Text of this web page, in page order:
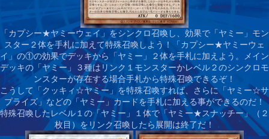
「カプシー★ヤミーウェイ」をシンクロ召喚し、効果で「ヤミー」モン
スター２体を手札に加えて特殊召喚しよう！
「カプシー★ヤミーウェ
イ」の①の効果でデッキから「ヤミー」２体を手札に加えよう。メイン
デッキの「ヤミー」３種はリンク１モンスターかレベル２のシンクロモ
ンスターが存在する場合手札から特殊召喚できるぞ！
こうして「クッキィ☆ヤミー」を特殊召喚すれば、さらに「ヤミー☆サ
プライズ」などの「ヤミー」カードを手札に加える事ができるのだ！
特殊召喚したレベル１の「ヤミー」１体で「ヤミー★スナッチー」（２
枚目）をリンク召喚したら展開は終了だ！